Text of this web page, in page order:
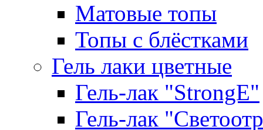
Матовые топы
Топы с блёстками
Гель лаки цветные
Гель-лак "StrongE"
Гель-лак